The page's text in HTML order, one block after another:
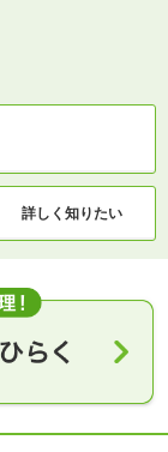
詳しく知りたい